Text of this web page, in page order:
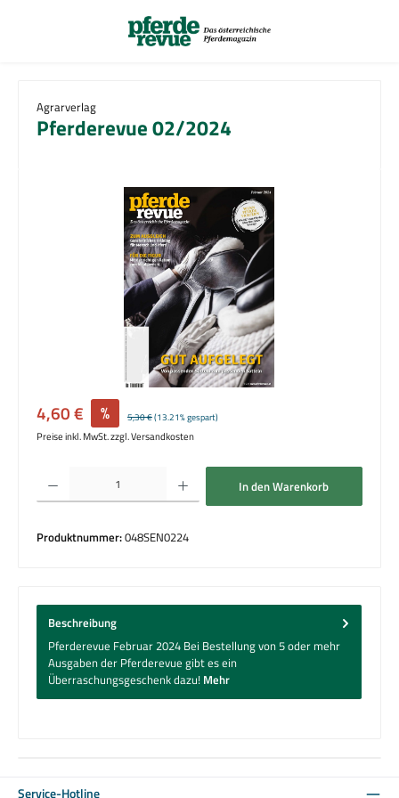
Agrarverlag
Pferderevue 02/2024
Bildergalerie überspringen
Verkaufspreis:
4,60 € % Regulärer Preis:
5,30 €(13.21% gespart)
Preise inkl. MwSt. zzgl. Versandkosten
Produkt Anzahl: Gib den gewünschten Wert ein oder benutze die Schaltflächen um
In den Warenkorb
Produktnummer:048SEN0224
Beschreibung
Pferderevue Februar 2024 Bei Bestellung von 5 oder mehr
Ausgaben der Pferderevue gibt es ein
Überraschungsgeschenk dazu! Mehr
Service-Hotline